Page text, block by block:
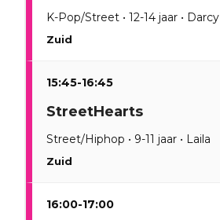
K-Pop/Street • 12-14 jaar • Darcy
Zuid
15:45-16:45
StreetHearts
Street/Hiphop • 9-11 jaar • Laila
Zuid
16:00-17:00